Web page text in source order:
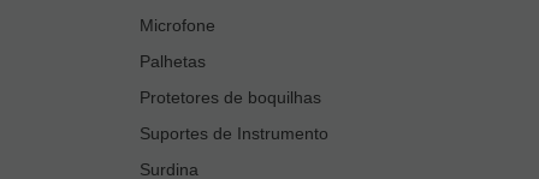
Microfone
Palhetas
Protetores de boquilhas
Suportes de Instrumento
Surdina